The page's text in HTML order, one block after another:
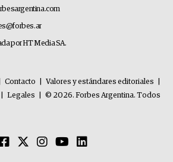
por HT Media SA.
Contacto Valores y estándares editoriales
Legales
© 2026. Forbes Argentina. Todos